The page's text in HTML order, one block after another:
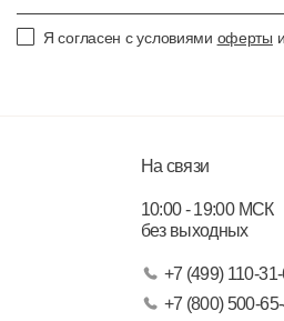
Я согласен с условиями оферты и
На связи
10:00 - 19:00 МСК
без выходных
+7 (499) 110-
+7 (800) 500-